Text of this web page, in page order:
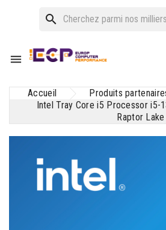
search

Accueil
Produits
Intel Tray Core i5 Processor i5-
Raptor Lake